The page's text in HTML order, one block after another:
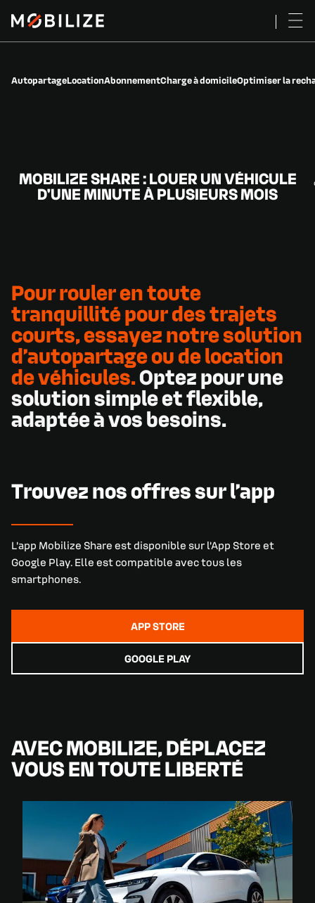
AutopartageLocationAbonnementCharge à domicileOptimiser la
MOBILIZE SHARE : LOUER UN VÉHICULE
D'UNE MINUTE À PLUSIEURS MOIS
Pourroulerentoute
tranquillitépourdestrajets
courts,essayeznotresolution
d’autopartageoudelocation
devéhicules.Optezpourune
solutionsimpleetflexible,
adaptéeàvosbesoins.
Trouvez nos offres sur l’app
L’app Mobilize Share est disponible sur l’App Store et
Google Play. Elle est compatible avec tous les
smartphones.
APP STORE
GOOGLE PLAY
AVEC MOBILIZE, DÉPLACEZ
VOUS EN TOUTE LIBERTÉ